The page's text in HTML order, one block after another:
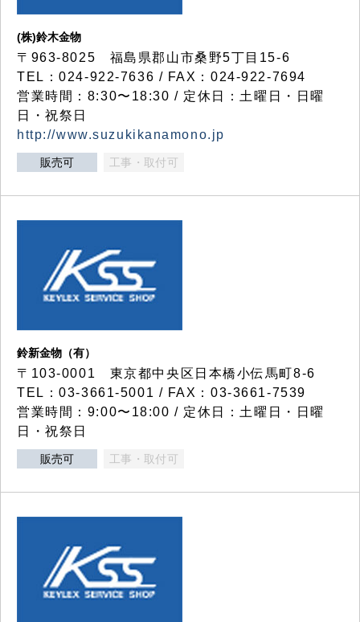
(株)鈴木金物
〒963-8025 福島県郡山市桑野5丁目15-6
TEL：024-922-7636 / FAX：024-922-7694
営業時間：8:30〜18:30 / 定休日：土曜日・日曜
日・祝祭日
http://www.suzukikanamono.jp
販売可 工事・取付可
鈴新金物（有）
〒103-0001 東京都中央区日本橋小伝馬町8-6
TEL：03-3661-5001 / FAX：03-3661-7539
営業時間：9:00〜18:00 / 定休日：土曜日・日曜
日・祝祭日
販売可 工事・取付可